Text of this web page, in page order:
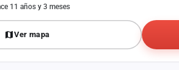
11 años y 3 meses
Ver mapa